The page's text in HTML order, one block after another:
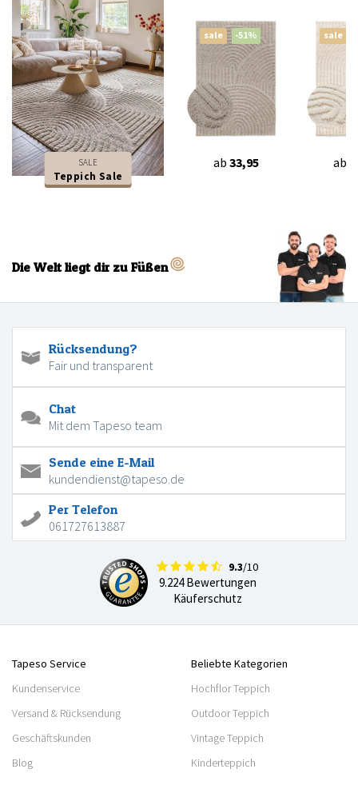
SALE
Teppich Sale
sale -51%
ab 33,95
sale
ab
Die Welt liegt dir zu Füßen
Rücksendung?
Fair und transparent
Chat
Mit dem Tapeso team
Sende eine E-Mail
kundendienst@tapeso.de
Per Telefon
061727613887
9.3/10
9.224 Bewertungen
Käuferschutz
Tapeso Service
Kundenservice
Versand & Rücksendung
Geschäftskunden
Blog
Beliebte Kategorien
Hochflor Teppich
Outdoor Teppich
Vintage Teppich
Kinderteppich